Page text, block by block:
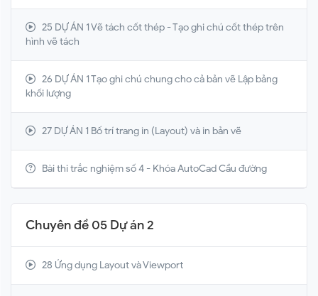
25 DỰ ÁN 1 Vẽ tách cốt thép - Tạo ghi chú cốt thép trên
hình vẽ tách
26 DỰ ÁN 1 Tạo ghi chú chung cho cả bản vẽ Lập bảng
khối lượng
27 DỰ ÁN 1 Bố trí trang in (Layout) và in bản vẽ
Bài thi trắc nghiệm số 4 - Khóa AutoCad Cầu đường
Chuyên đề 05 Dự án 2
28 Ứng dụng Layout và Viewport